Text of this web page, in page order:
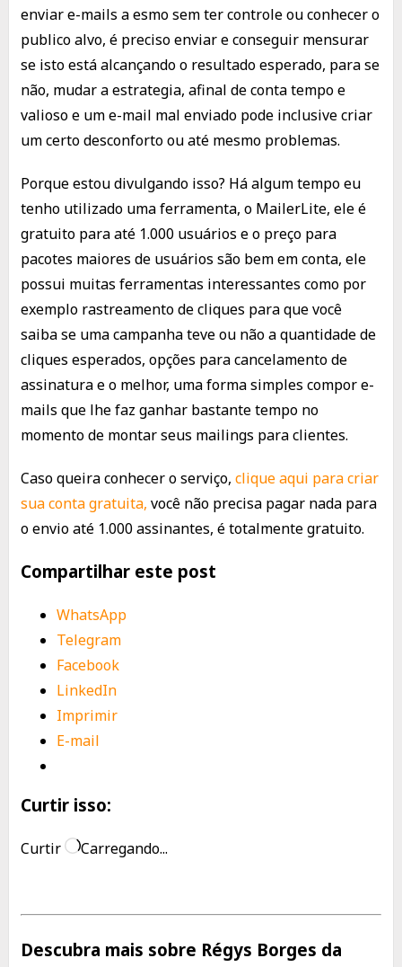
enviar e-mails a esmo sem ter controle ou conhecer o
publico alvo, é preciso enviar e conseguir mensurar
se isto está alcançando o resultado esperado, para se
não, mudar a estrategia, afinal de conta tempo e
valioso e um e-mail mal enviado pode inclusive criar
um certo desconforto ou até mesmo problemas.
Porque estou divulgando isso? Há algum tempo eu
tenho utilizado uma ferramenta, o MailerLite, ele é
gratuito para até 1.000 usuários e o preço para
pacotes maiores de usuários são bem em conta, ele
possui muitas ferramentas interessantes como por
exemplo rastreamento de cliques para que você
saiba se uma campanha teve ou não a quantidade de
cliques esperados, opções para cancelamento de
assinatura e o melhor, uma forma simples compor e-
mails que lhe faz ganhar bastante tempo no
momento de montar seus mailings para clientes.
Caso queira conhecer o serviço, clique aqui para criar
sua conta gratuita, você não precisa pagar nada para
o envio até 1.000 assinantes, é totalmente gratuito.
Compartilhar este post
WhatsApp
Telegram
Facebook
LinkedIn
Imprimir
E-mail
Curtir isso:
Curtir Carregando...
Descubra mais sobre Régys Borges da